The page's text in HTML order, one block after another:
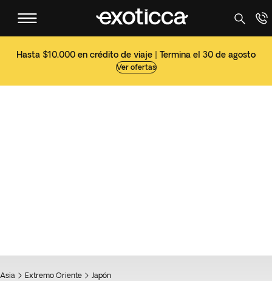
Hasta $10,000 en crédito de viaje | Termina el 30 de agosto
Ver ofertas
Asia Extremo Oriente Japón